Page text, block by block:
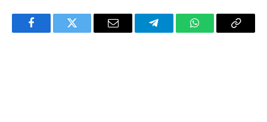
FacebookTwitter Email TelegramWhatsAppCopy